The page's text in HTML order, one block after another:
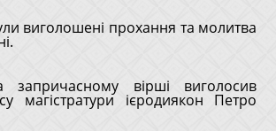
виголошені прохання та молитва
запричасному вірші виголосив
магістратури ієродиякон Петро